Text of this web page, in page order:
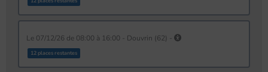
le 07/12/26 de 08:00 à 16:00 - Douvrin (62) -
12 places restantes